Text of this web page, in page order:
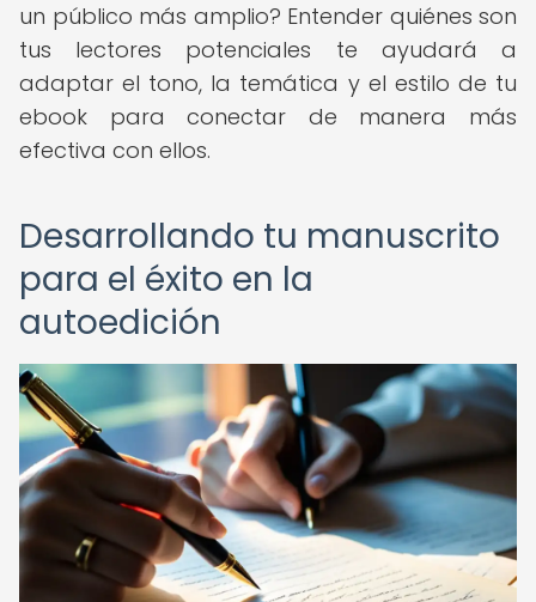
un público más amplio? Entender quiénes son
tus lectores potenciales te ayudará a
adaptar el tono, la temática y el estilo de tu
ebook para conectar de manera más
efectiva con ellos.
Desarrollando tu manuscrito
para el éxito en la
autoedición